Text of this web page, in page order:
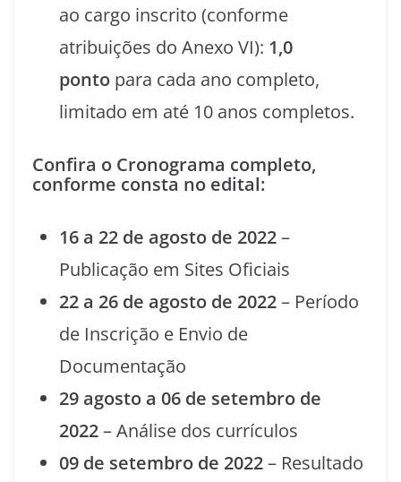
ao cargo inscrito (conforme
atribuições do Anexo VI): 1,0
ponto para cada ano completo,
limitado em até 10 anos completos.
Confira o Cronograma completo,
conforme consta no edital:
16 a 22 de agosto de 2022–
Publicação em Sites Oficiais
22 a 26 de agosto de 2022– Período
de Inscrição e Envio de
Documentação
29 agosto a 06 de setembro de
2022– Análise dos currículos
09 de setembro de 2022– Resultado